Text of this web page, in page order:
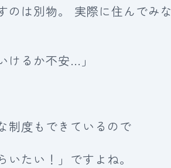
のは別物。 実際に住んでみな
けるか不安…」
制度もできているので
たい！」ですよね。